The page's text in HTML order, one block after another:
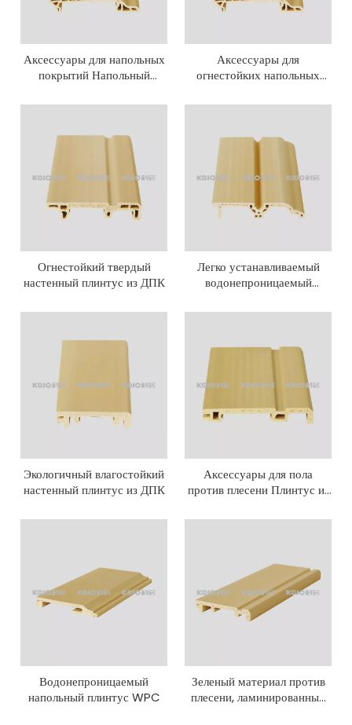
Аксессуары для напольных
покрытий Напольный
Аксессуары для
огнестойких напольных
плинтус из WPC
Огнестойкий твердый
настенный плинтус из ДПК
Легко устанавливаемый
водонепроницаемый
Экологичный влагостойкий
настенный плинтус из ДПК
Аксессуары для пола
против плесени Плинтус из
Водонепроницаемый
напольный плинтус WPC
Зеленый материал против
плесени, ламинированный